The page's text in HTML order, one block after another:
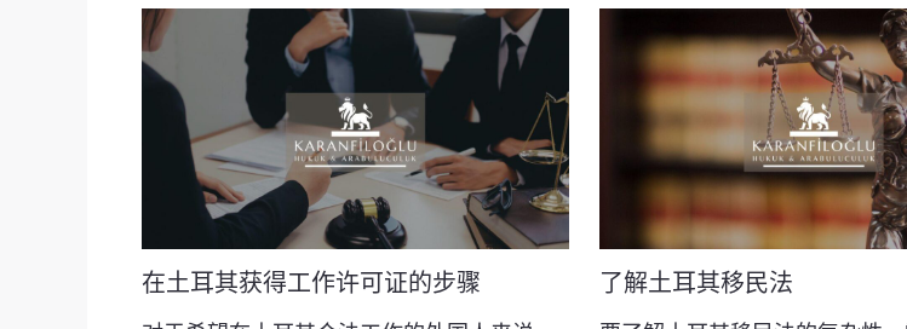
在土耳其获得工作许可证的步骤 了解土耳其移民法